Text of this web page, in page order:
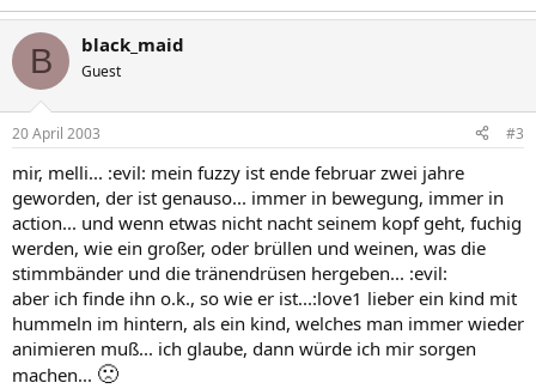
B black_maid
Guest
20 April 2003 #3
mir, melli... :evil: mein fuzzy ist ende februar zwei jahre
geworden, der ist genauso... immer in bewegung, immer in
action... und wenn etwas nicht nacht seinem kopf geht, fuchig
werden, wie ein großer, oder brüllen und weinen, was die
stimmbänder und die tränendrüsen hergeben... :evil:
aber ich finde ihn o.k., so wie er ist...:love1 lieber ein kind mit
hummeln im hintern, als ein kind, welches man immer wieder
animieren muß... ich glaube, dann würde ich mir sorgen
machen... 🙁